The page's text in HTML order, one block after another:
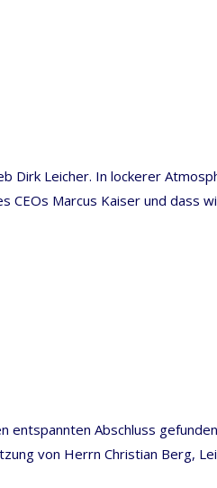
Dirk Leicher. In lockerer
CEOs Marcus Kaiser und dass
Abschluss
von Herrn Christian Berg,